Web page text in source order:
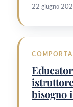
22 giugno
bisogno